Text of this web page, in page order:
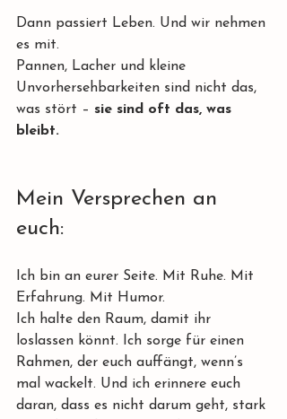
Dann passiert Leben. Und wir nehmen
es mit.
Pannen, Lacher und kleine
Unvorhersehbarkeiten sind nicht das,
was stört – sie sind oft das, was
bleibt.
Mein Versprechen an
euch:
Ich bin an eurer Seite. Mit Ruhe. Mit
Erfahrung. Mit Humor.
Ich halte den Raum, damit ihr
loslassen könnt. Ich sorge für einen
Rahmen, der euch auffängt, wenn’s
mal wackelt. Und ich erinnere euch
daran, dass es nicht darum geht, stark